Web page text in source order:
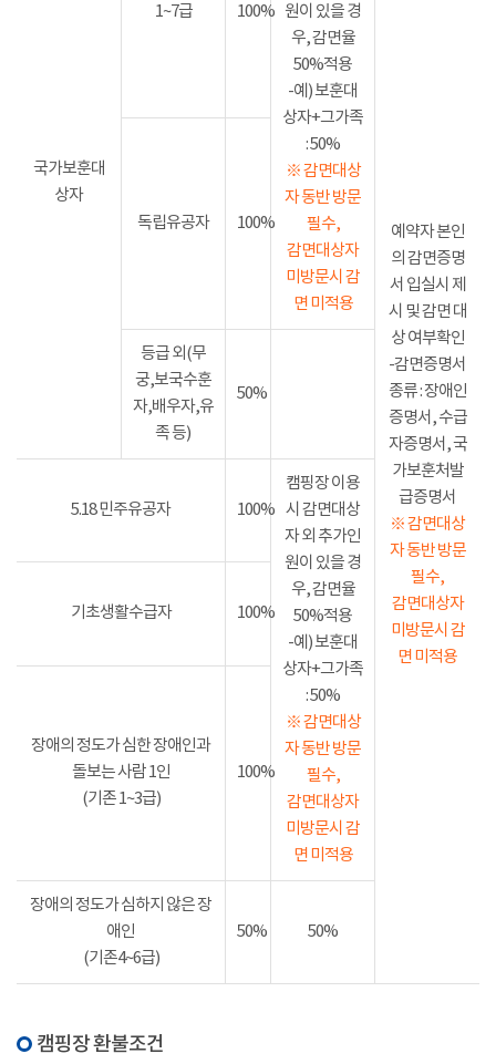
국가보훈대
상자
1~7급 100% 원이 있을 경
우, 감면율
50%적용
-예) 보훈대
상자+그가족
: 50%
※ 감면대상
자 동반 방문
필수,
감면대상자
미방문시 감
면 미적용
예약자 본인
의 감면증명
서 입실시 제
시 및 감면 대
상 여부확인
-감면증명서
종류 : 장애인
증명서, 수급
자증명서, 국
가보훈처발
급증명서
※ 감면대상
자 동반 방문
필수,
감면대상자
미방문시 감
면 미적용
독립유공자 100%
등급 외(무
궁,보국수훈
자,배우자,유
족 등)
50%
5.18 민주유공자 100%
캠핑장 이용
시 감면대상
자 외 추가인
원이 있을 경
우, 감면율
50%적용
-예) 보훈대
상자+그가족
: 50%
※ 감면대상
자 동반 방문
필수,
감면대상자
미방문시 감
면 미적용
기초생활수급자 100%
장애의 정도가 심한 장애인과
돌보는 사람 1인
(기존 1~3급)
100%
장애의 정도가 심하지 않은 장
애인
(기존4~6급)
50% 50%
캠핑장 환불조건